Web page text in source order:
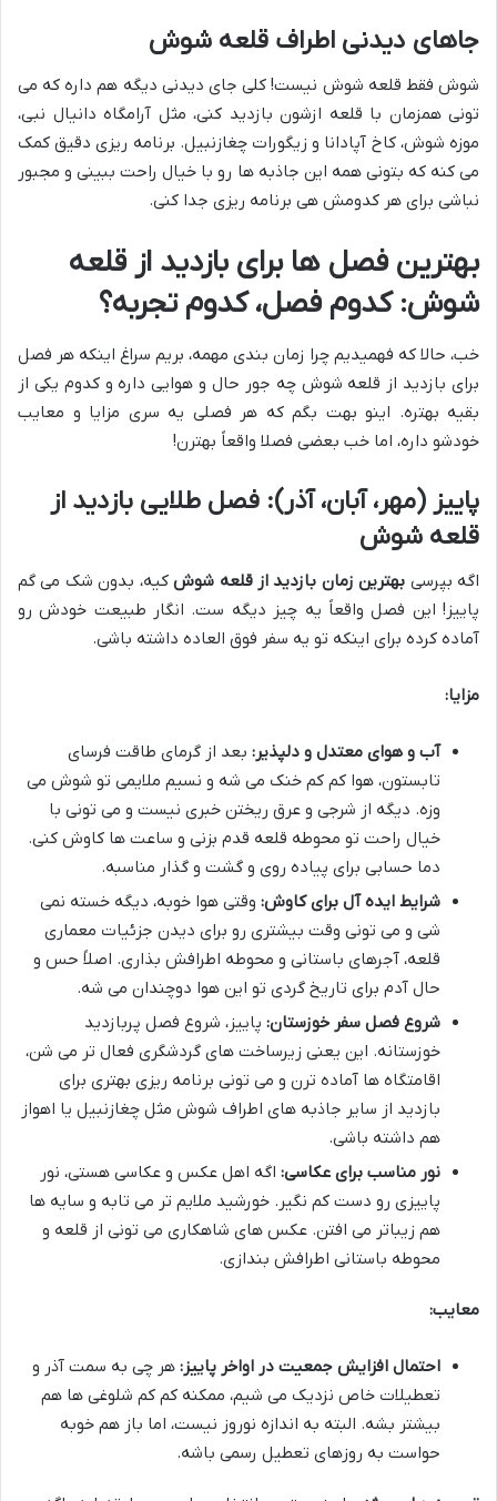
جاهای دیدنی اطراف قلعه شوش
شوش فقط قلعه شوش نیست! کلی جای دیدنی دیگه هم داره که می
تونی همزمان با قلعه ازشون بازدید کنی، مثل آرامگاه دانیال نبی،
موزه شوش، کاخ آپادانا و زیگورات چغازنبیل. برنامه ریزی دقیق کمک
می کنه که بتونی همه این جاذبه ها رو با خیال راحت ببینی و مجبور
نباشی برای هر کدومش هی برنامه ریزی جدا کنی.
بهترین فصل ها برای بازدید از قلعه
شوش: کدوم فصل، کدوم تجربه؟
خب، حالا که فهمیدیم چرا زمان بندی مهمه، بریم سراغ اینکه هر فصل
برای بازدید از قلعه شوش چه جور حال و هوایی داره و کدوم یکی از
بقیه بهتره. اینو بهت بگم که هر فصلی یه سری مزایا و معایب
خودشو داره، اما خب بعضی فصلا واقعاً بهترن!
پاییز (مهر، آبان، آذر): فصل طلایی بازدید از
قلعه شوش
اگه بپرسی بهترین زمان بازدید از قلعه شوشکیه، بدون شک می گم
پاییز! این فصل واقعاً یه چیز دیگه ست. انگار طبیعت خودش رو
آماده کرده برای اینکه تو یه سفر فوق العاده داشته باشی.
مزایا:
آب و هوای معتدل و دلپذیر: بعد از گرمای طاقت فرسای
تابستون، هوا کم کم خنک می شه و نسیم ملایمی تو شوش می
وزه. دیگه از شرجی و عرق ریختن خبری نیست و می تونی با
خیال راحت تو محوطه قلعه قدم بزنی و ساعت ها کاوش کنی.
دما حسابی برای پیاده روی و گشت و گذار مناسبه.
شرایط ایده آل برای کاوش: وقتی هوا خوبه، دیگه خسته نمی
شی و می تونی وقت بیشتری رو برای دیدن جزئیات معماری
قلعه، آجرهای باستانی و محوطه اطرافش بذاری. اصلاً حس و
حال آدم برای تاریخ گردی تو این هوا دوچندان می شه.
شروع فصل سفر خوزستان: پاییز، شروع فصل پربازدید
خوزستانه. این یعنی زیرساخت های گردشگری فعال تر می شن،
اقامتگاه ها آماده ترن و می تونی برنامه ریزی بهتری برای
بازدید از سایر جاذبه های اطراف شوش مثل چغازنبیل یا اهواز
هم داشته باشی.
نور مناسب برای عکاسی: اگه اهل عکس و عکاسی هستی، نور
پاییزی رو دست کم نگیر. خورشید ملایم تر می تابه و سایه ها
هم زیباتر می افتن. عکس های شاهکاری می تونی از قلعه و
محوطه باستانی اطرافش بندازی.
معایب:
احتمال افزایش جمعیت در اواخر پاییز: هر چی به سمت آذر و
تعطیلات خاص نزدیک می شیم، ممکنه کم کم شلوغی ها هم
بیشتر بشه. البته به اندازه نوروز نیست، اما باز هم خوبه
حواست به روزهای تعطیل رسمی باشه.